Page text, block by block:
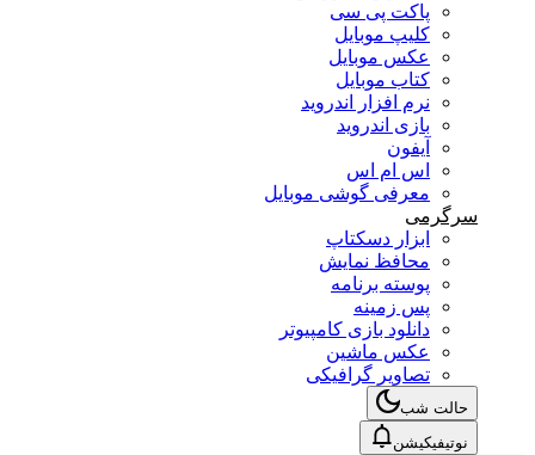
پاکت پی سی
کلیپ موبایل
عکس موبایل
کتاب موبایل
نرم افزار اندروید
بازی اندروید
آیفون
اس ام اس
معرفی گوشی موبایل
سرگرمی
ابزار دسکتاپ
محافظ نمایش
پوسته برنامه
پس زمینه
دانلود بازی کامپیوتر
عکس ماشین
تصاویر گرافیکی
حالت شب
نوتیفیکیشن